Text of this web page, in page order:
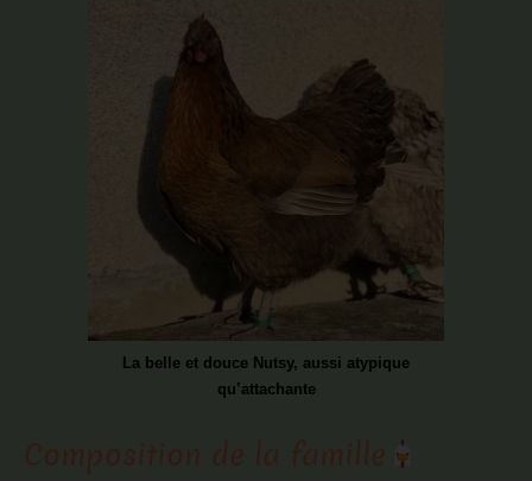
La belle et douce Nutsy, aussi atypique
qu’attachante